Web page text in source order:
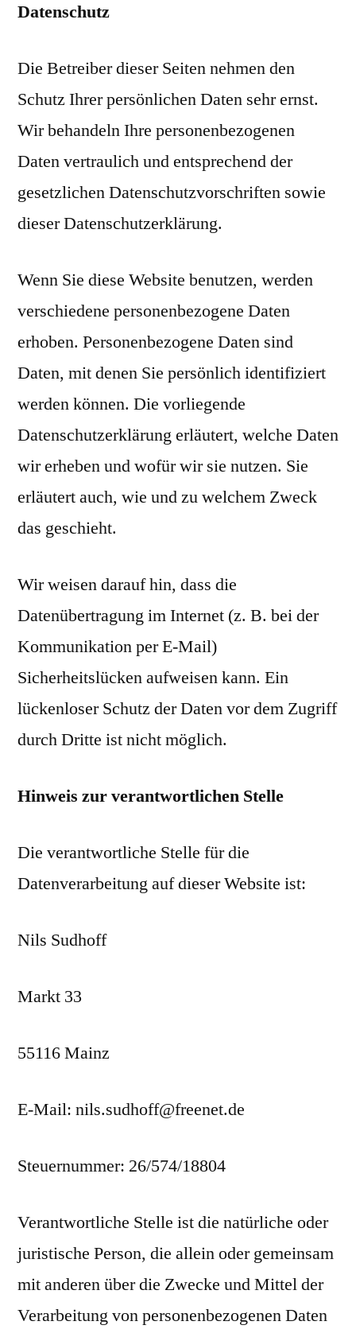
Datenschutz
Die Betreiber dieser Seiten nehmen den
Schutz Ihrer persönlichen Daten sehr ernst.
Wir behandeln Ihre personenbezogenen
Daten vertraulich und entsprechend der
gesetzlichen Datenschutzvorschriften sowie
dieser Datenschutzerklärung.
Wenn Sie diese Website benutzen, werden
verschiedene personenbezogene Daten
erhoben. Personenbezogene Daten sind
Daten, mit denen Sie persönlich identifiziert
werden können. Die vorliegende
Datenschutzerklärung erläutert, welche Daten
wir erheben und wofür wir sie nutzen. Sie
erläutert auch, wie und zu welchem Zweck
das geschieht.
Wir weisen darauf hin, dass die
Datenübertragung im Internet (z. B. bei der
Kommunikation per E-Mail)
Sicherheitslücken aufweisen kann. Ein
lückenloser Schutz der Daten vor dem Zugriff
durch Dritte ist nicht möglich.
Hinweis zur verantwortlichen Stelle
Die verantwortliche Stelle für die
Datenverarbeitung auf dieser Website ist:
Nils Sudhoff
Markt 33
55116 Mainz
E-Mail: nils.sudhoff@freenet.de
Steuernummer: 26/574/18804
Verantwortliche Stelle ist die natürliche oder
juristische Person, die allein oder gemeinsam
mit anderen über die Zwecke und Mittel der
Verarbeitung von personenbezogenen Daten